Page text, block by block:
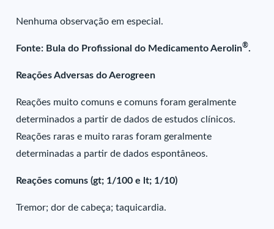
Nenhuma observação em especial.
Fonte: Bula do Profissional do Medicamento Aerolin®.
Reações Adversas do Aerogreen
Reações muito comuns e comuns foram geralmente
determinados a partir de dados de estudos clínicos.
Reações raras e muito raras foram geralmente
determinadas a partir de dados espontâneos.
Reações comuns (gt; 1/100 e lt; 1/10)
Tremor; dor de cabeça; taquicardia.